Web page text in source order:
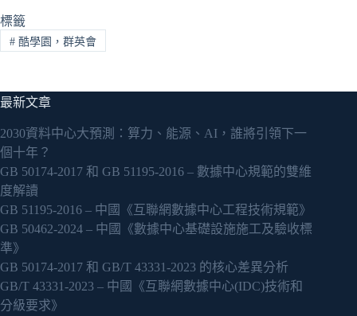
標籤
#酷學園，群英會
最新文章
2030資料中心大預測：算力、能源、AI，誰將引領下一
個十年？
GB 50174-2017 和 GB 51195-2016 – 數據中心規範的雙維
度解讀
GB 51195-2016 – 中國《互聯網數據中心工程技術規範》
GB 50462-2024 – 中國《數據中心基礎設施施工及驗收標
準》
GB 50174-2017 和 GB/T 43331-2023 的核心差異分析
GB/T 43331-2023 – 中國《互聯網數據中心(IDC)技術和
分級要求》